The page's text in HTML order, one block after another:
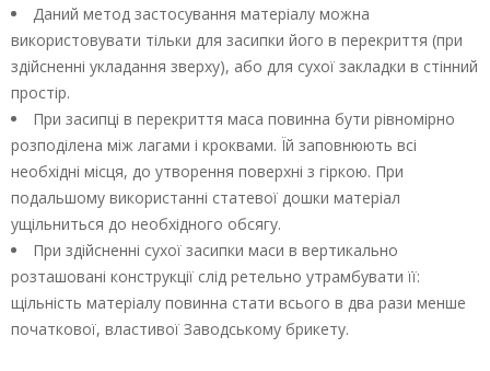
Даний метод застосування матеріалу можна
використовувати тільки для засипки його в перекриття (при
здійсненні укладання зверху), або для сухої закладки в стінний
простір.
При засипці в перекриття маса повинна бути рівномірно
розподілена між лагами і кроквами. Їй заповнюють всі
необхідні місця, до утворення поверхні з гіркою. При
подальшому використанні статевої дошки матеріал
ущільниться до необхідного обсягу.
При здійсненні сухої засипки маси в вертикально
розташовані конструкції слід ретельно утрамбувати її:
щільність матеріалу повинна стати всього в два рази менше
початкової, властивої Заводському брикету.